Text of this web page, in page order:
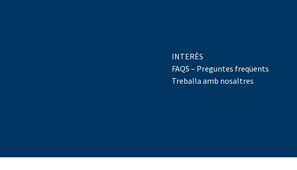
INTERÈS
FAQS – Preguntes freqüents
Treballa amb nosaltres